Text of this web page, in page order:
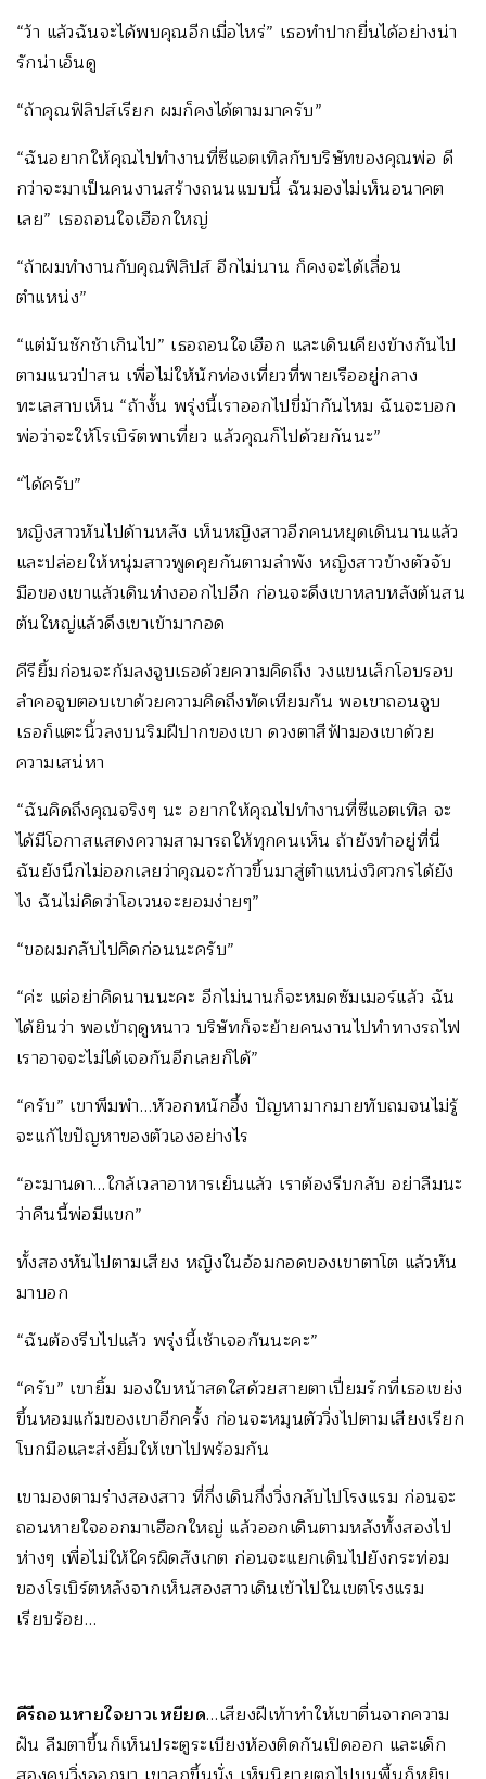
“ว้า แล้วฉันจะได้พบคุณอีกเมื่อไหร่” เธอทำปากยื่นได้อย่างน่า
รักน่าเอ็นดู
“ถ้าคุณฟิลิปส์เรียก ผมก็คงได้ตามมาครับ”
“ฉันอยากให้คุณไปทำงานที่ซีแอตเทิลกับบริษัทของคุณพ่อ ดี
กว่าจะมาเป็นคนงานสร้างถนนแบบนี้ ฉันมองไม่เห็นอนาคต
เลย” เธอถอนใจเฮือกใหญ่
“ถ้าผมทำงานกับคุณฟิลิปส์ อีกไม่นาน ก็คงจะได้เลื่อน
ตำแหน่ง”
“แต่มันชักช้าเกินไป” เธอถอนใจเฮือก และเดินเคียงข้างกันไป
ตามแนวป่าสน เพื่อไม่ให้นักท่องเที่ยวที่พายเรืออยู่กลาง
ทะเลสาบเห็น “ถ้างั้น พรุ่งนี้เราออกไปขี่ม้ากันไหม ฉันจะบอก
พ่อว่าจะให้โรเบิร์ตพาเที่ยว แล้วคุณก็ไปด้วยกันนะ”
“ได้ครับ”
หญิงสาวหันไปด้านหลัง เห็นหญิงสาวอีกคนหยุดเดินนานแล้ว
และปล่อยให้หนุ่มสาวพูดคุยกันตามลำพัง หญิงสาวข้างตัวจับ
มือของเขาแล้วเดินห่างออกไปอีก ก่อนจะดึงเขาหลบหลังต้นสน
ต้นใหญ่แล้วดึงเขาเข้ามากอด
คีรียิ้มก่อนจะก้มลงจูบเธอด้วยความคิดถึง วงแขนเล็กโอบรอบ
ลำคอจูบตอบเขาด้วยความคิดถึงทัดเทียมกัน พอเขาถอนจูบ
เธอก็แตะนิ้วลงบนริมฝีปากของเขา ดวงตาสีฟ้ามองเขาด้วย
ความเสน่หา
“ฉันคิดถึงคุณจริงๆ นะ อยากให้คุณไปทำงานที่ซีแอตเทิล จะ
ได้มีโอกาสแสดงความสามารถให้ทุกคนเห็น ถ้ายังทำอยู่ที่นี่
ฉันยังนึกไม่ออกเลยว่าคุณจะก้าวขึ้นมาสู่ตำแหน่งวิศวกรได้ยัง
ไง ฉันไม่คิดว่าโอเวนจะยอมง่ายๆ”
“ขอผมกลับไปคิดก่อนนะครับ”
“ค่ะ แต่อย่าคิดนานนะคะ อีกไม่นานก็จะหมดซัมเมอร์แล้ว ฉัน
ได้ยินว่า พอเข้าฤดูหนาว บริษัทก็จะย้ายคนงานไปทำทางรถไฟ
เราอาจจะไม่ได้เจอกันอีกเลยก็ได้”
“ครับ” เขาพึมพำ…หัวอกหนักอึ้ง ปัญหามากมายทับถมจนไม่รู้
จะแก้ไขปัญหาของตัวเองอย่างไร
“อะมานดา…ใกล้เวลาอาหารเย็นแล้ว เราต้องรีบกลับ อย่าลืมนะ
ว่าคืนนี้พ่อมีแขก”
ทั้งสองหันไปตามเสียง หญิงในอ้อมกอดของเขาตาโต แล้วหัน
มาบอก
“ฉันต้องรีบไปแล้ว พรุ่งนี้เช้าเจอกันนะคะ”
“ครับ” เขายิ้ม มองใบหน้าสดใสด้วยสายตาเปี่ยมรักที่เธอเขย่ง
ขึ้นหอมแก้มของเขาอีกครั้ง ก่อนจะหมุนตัววิ่งไปตามเสียงเรียก
โบกมือและส่งยิ้มให้เขาไปพร้อมกัน
เขามองตามร่างสองสาว ที่กึ่งเดินกึ่งวิ่งกลับไปโรงแรม ก่อนจะ
ถอนหายใจออกมาเฮือกใหญ่ แล้วออกเดินตามหลังทั้งสองไป
ห่างๆ เพื่อไม่ให้ใครผิดสังเกต ก่อนจะแยกเดินไปยังกระท่อม
ของโรเบิร์ตหลังจากเห็นสองสาวเดินเข้าไปในเขตโรงแรม
เรียบร้อย…
คีรีถอนหายใจยาวเหยียด…เสียงฝีเท้าทำให้เขาตื่นจากความ
ฝัน ลืมตาขึ้นก็เห็นประตูระเบียงห้องติดกันเปิดออก และเด็ก